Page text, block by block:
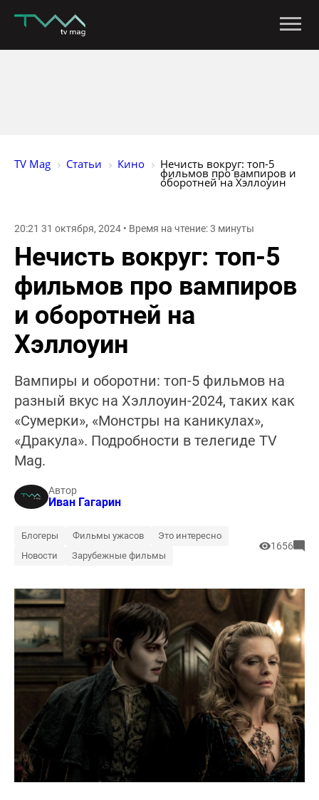
TV Mag Статьи Кино Нечисть вокруг: топ-5
фильмов про вампиров и
оборотней на Хэллоуин
20:21 31 октября, 2024 • Время на чтение: 3 минуты
Нечисть вокруг: топ-5
фильмов про вампиров
и оборотней на
Хэллоуин
Вампиры и оборотни: топ-5 фильмов на
разный вкус на Хэллоуин-2024, таких как
«Сумерки», «Монстры на каникулах»,
«Дракула». Подробности в телегиде TV
Mag.
Автор
Иван Гагарин
Блогеры Фильмы ужасов
Это интересно
Новости
Зарубежные фильмы
1656